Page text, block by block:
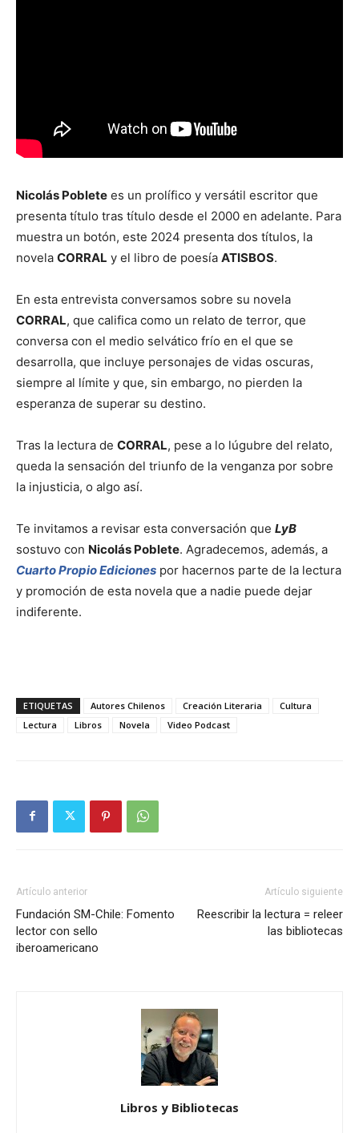
Nicolás Poblete es un prolífico y versátil escritor que
presenta título tras título desde el 2000 en adelante. Para
muestra un botón, este 2024 presenta dos títulos, la
novela CORRAL y el libro de poesía ATISBOS.
En esta entrevista conversamos sobre su novela
CORRAL, que califica como un relato de terror, que
conversa con el medio selvático frío en el que se
desarrolla, que incluye personajes de vidas oscuras,
siempre al límite y que, sin embargo, no pierden la
esperanza de superar su destino.
Tras la lectura de CORRAL, pese a lo lúgubre del relato,
queda la sensación del triunfo de la venganza por sobre
la injusticia, o algo así.
Te invitamos a revisar esta conversación que LyB
sostuvo con Nicolás Poblete. Agradecemos, además, a
Cuarto Propio Ediciones por hacernos parte de la lectura
y promoción de esta novela que a nadie puede dejar
indiferente.
ETIQUETAS Autores Chilenos Creación Literaria
Cultura
Lectura
Libros Novela Video Podcast
Artículo anterior
Fundación SM-Chile: Fomento
lector con sello
iberoamericano
Artículo siguiente
Reescribir la lectura = releer
las bibliotecas
Libros y Bibliotecas